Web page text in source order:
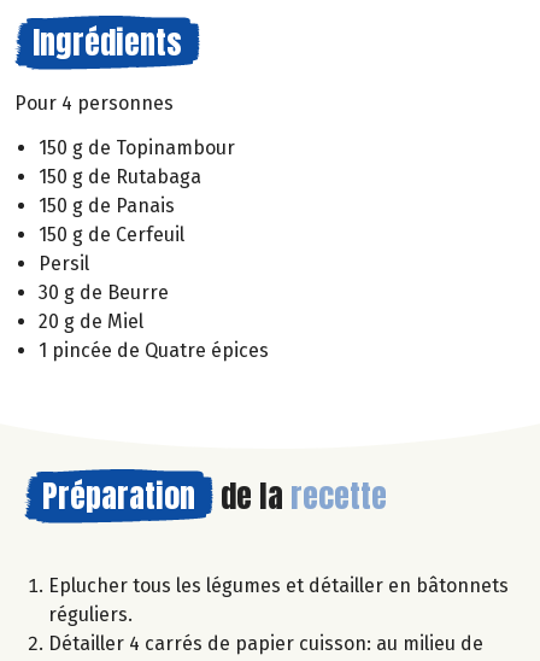
Ingrédients
Pour 4 personnes
150 g de Topinambour
150 g de Rutabaga
150 g de Panais
150 g de Cerfeuil
Persil
30 g de Beurre
20 g de Miel
1 pincée de Quatre épices
Préparation de la recette
Eplucher tous les légumes et détailler en bâtonnets
réguliers.
Détailler 4 carrés de papier cuisson: au milieu de